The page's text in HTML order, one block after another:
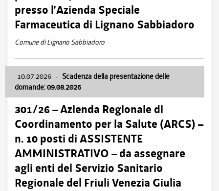
presso l’Azienda Speciale
Farmaceutica di Lignano Sabbiadoro
Comune di Lignano Sabbiadoro
10.07.2026 - Scadenza della presentazione delle
domande: 09.08.2026
301/26 – Azienda Regionale di
Coordinamento per la Salute (ARCS) –
n. 10 posti di ASSISTENTE
AMMINISTRATIVO – da assegnare
agli enti del Servizio Sanitario
Regionale del Friuli Venezia Giulia